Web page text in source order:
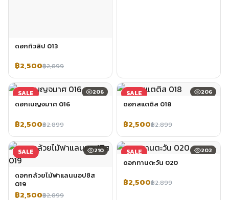
ดอกทิวลิป 013
฿2,500฿2,899
SALE 206
ดอกเบญจมาศ 016
฿2,500฿2,899
SALE 206
ดอกสแตติส 018
฿2,500฿2,899
SALE 210
ดอกกล้วยไม้ฟาแลนนอปซิส
019
฿2,500฿2,899
SALE 202
ดอกทานตะวัน 020
฿2,500฿2,899